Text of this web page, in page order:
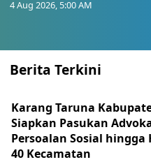
4 Aug 2026, 5:00 AM
Berita Terkini
Karang Taruna
Siapkan Pasukan
Persoalan Sosial hingga
40 Kecamatan